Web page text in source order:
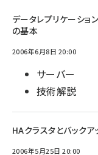
データレプリケーシ
の基本
2006年6月8日 20:00
サーバー
技術解説
HAクラスタとバックア
2006年5月25日 20:00